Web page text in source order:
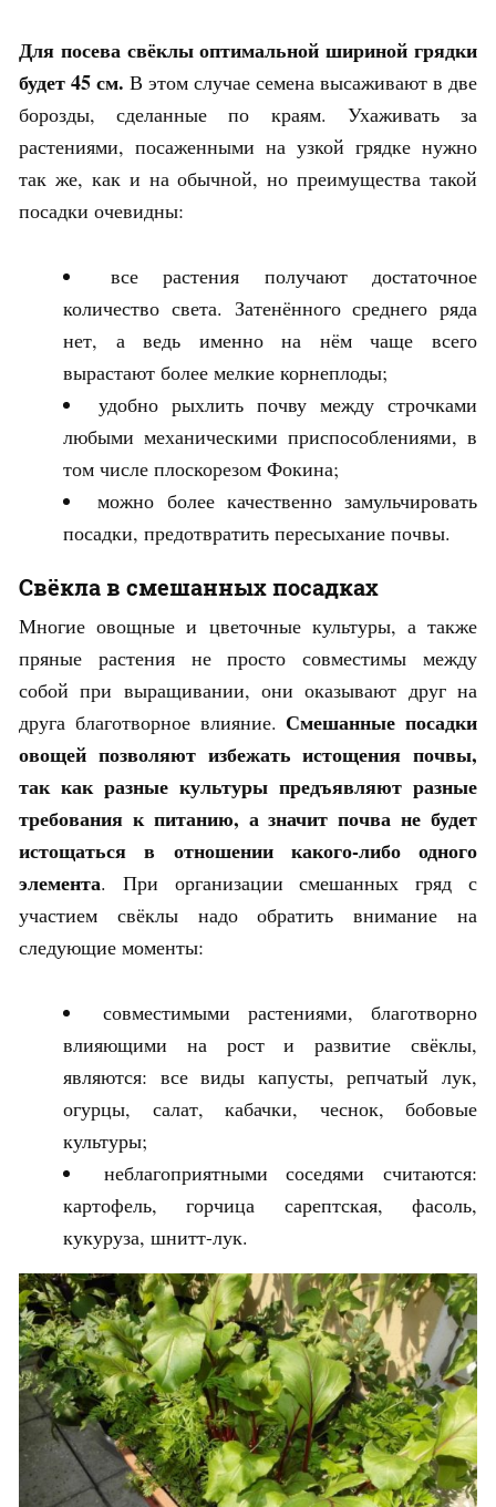
Для посева свёклы оптимальной шириной грядки
будет 45 см. В этом случае семена высаживают в две
борозды, сделанные по краям. Ухаживать за
растениями, посаженными на узкой грядке нужно
так же, как и на обычной, но преимущества такой
посадки очевидны:
все растения получают достаточное
количество света. Затенённого среднего ряда
нет, а ведь именно на нём чаще всего
вырастают более мелкие корнеплоды;
удобно рыхлить почву между строчками
любыми механическими приспособлениями, в
том числе плоскорезом Фокина;
можно более качественно замульчировать
посадки, предотвратить пересыхание почвы.
Свёкла в смешанных посадках
Многие овощные и цветочные культуры, а также
пряные растения не просто совместимы между
собой при выращивании, они оказывают друг на
друга благотворное влияние. Смешанные посадки
овощей позволяют избежать истощения почвы,
так как разные культуры предъявляют разные
требования к питанию, а значит почва не будет
истощаться в отношении какого-либо одного
элемента. При организации смешанных гряд с
участием свёклы надо обратить внимание на
следующие моменты:
совместимыми растениями, благотворно
влияющими на рост и развитие свёклы,
являются: все виды капусты, репчатый лук,
огурцы, салат, кабачки, чеснок, бобовые
культуры;
неблагоприятными соседями считаются:
картофель, горчица сарептская, фасоль,
кукуруза, шнитт-лук.